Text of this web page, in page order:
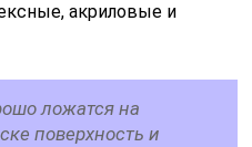
акриловые и
ложатся на
поверхность и